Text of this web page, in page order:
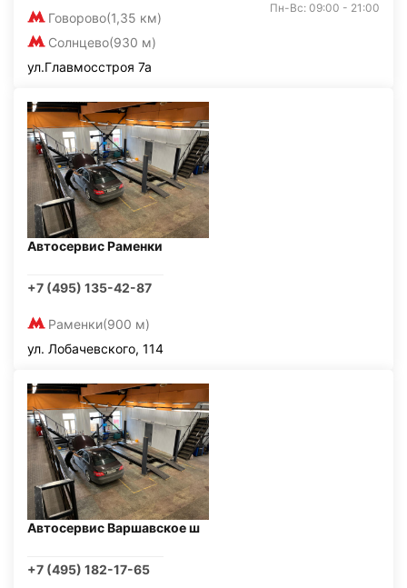
Говорово(1,35 км)
Солнцево(930 м)
Пн-Вс: 09:00 - 21:00
ул.Главмосстроя 7а
Автосервис Раменки
+7 (495) 135-42-87
Раменки(900 м)
ул. Лобачевского, 114
Автосервис Варшавское ш
+7 (495) 182-17-65